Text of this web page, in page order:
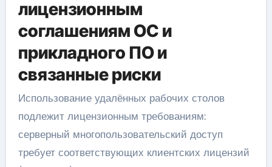
лицензионным
соглашениям ОС и
прикладного ПО и
связанные риски
Использование удалённых рабочих столов
подлежит лицензионным требованиям:
серверный многопользовательский доступ
требует соответствующих клиентских лицензий